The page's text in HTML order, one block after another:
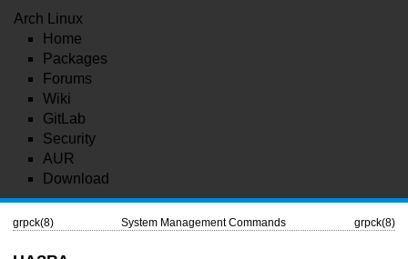
Arch Linux
Home
Packages
Forums
Wiki
GitLab
Security
AUR
Download
grpck(8) System Management Commands grpck(8)